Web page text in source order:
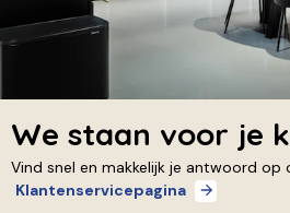
We staan voor je
Vind snel en makkelijk je antwoord op
Klantenservicepagina